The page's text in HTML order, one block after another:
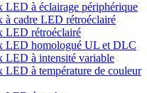
LED à éclairage périphérique
à cadre LED rétroéclairé
LED rétroéclairé
LED homologué UL et DLC
LED à intensité variable
LED à température de couleur